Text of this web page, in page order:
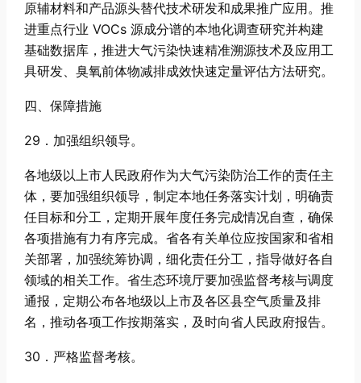
原辅材料和产品源头替代技术研发和成果推广应用。推
进重点行业 VOCs 源成分谱的本地化调查研究并构建
基础数据库，推进大气污染快速精准溯源技术及应用工
具研发、臭氧前体物减排成效快速定量评估方法研究。
四、保障措施
29．加强组织领导。
各地级以上市人民政府作为大气污染防治工作的责任主
体，要加强组织领导，制定本地任务落实计划，明确责
任目标和分工，定期开展年度任务完成情况自查，确保
各项措施有力有序完成。省各有关单位应按国家和省相
关部署，加强统筹协调，细化责任分工，指导做好各自
领域的相关工作。省生态环境厅要加强监督考核与调度
通报，定期公布各地级以上市及各区县空气质量及排
名，推动各项工作按期落实，及时向省人民政府报告。
30．严格监督考核。